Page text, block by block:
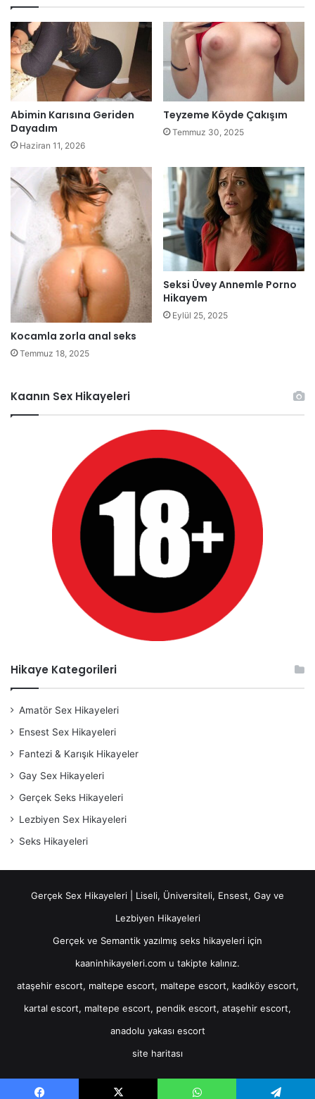
Abimin Karısına Geriden
Dayadım
Haziran 11, 2026
Teyzeme Köyde Çakışım
Temmuz 30, 2025
Kocamla zorla anal seks
Temmuz 18, 2025
Seksi Üvey Annemle Porno
Hikayem
Eylül 25, 2025
Kaanın Sex Hikayeleri
Hikaye Kategorileri
Amatör Sex Hikayeleri
Ensest Sex Hikayeleri
Fantezi & Karışık Hikayeler
Gay Sex Hikayeleri
Gerçek Seks Hikayeleri
Lezbiyen Sex Hikayeleri
Seks Hikayeleri
Gerçek Sex Hikayeleri | Liseli, Üniversiteli, Ensest, Gay ve
Lezbiyen Hikayeleri
Gerçek ve Semantik yazılmış seks hikayeleri için
kaaninhikayeleri.com u takipte kalınız.
ataşehir escort, maltepe escort, maltepe escort, kadıköy escort,
kartal escort, maltepe escort, pendik escort, ataşehir escort,
anadolu yakası escort
site haritası